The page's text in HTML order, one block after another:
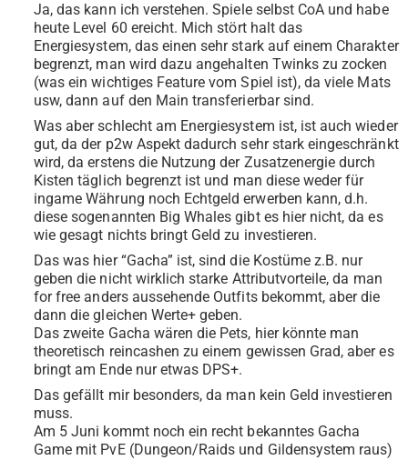
Ja, das kann ich verstehen. Spiele selbst CoA und habe
heute Level 60 ereicht. Mich stört halt das
Energiesystem, das einen sehr stark auf einem Charakter
begrenzt, man wird dazu angehalten Twinks zu zocken
(was ein wichtiges Feature vom Spiel ist), da viele Mats
usw, dann auf den Main transferierbar sind.
Was aber schlecht am Energiesystem ist, ist auch wieder
gut, da der p2w Aspekt dadurch sehr stark eingeschränkt
wird, da erstens die Nutzung der Zusatzenergie durch
Kisten täglich begrenzt ist und man diese weder für
ingame Währung noch Echtgeld erwerben kann, d.h.
diese sogenannten Big Whales gibt es hier nicht, da es
wie gesagt nichts bringt Geld zu investieren.
Das was hier “Gacha” ist, sind die Kostüme z.B. nur
geben die nicht wirklich starke Attributvorteile, da man
for free anders aussehende Outfits bekommt, aber die
dann die gleichen Werte+ geben.
Das zweite Gacha wären die Pets, hier könnte man
theoretisch reincashen zu einem gewissen Grad, aber es
bringt am Ende nur etwas DPS+.
Das gefällt mir besonders, da man kein Geld investieren
muss.
Am 5 Juni kommt noch ein recht bekanntes Gacha
Game mit PvE (Dungeon/Raids und Gildensystem raus)